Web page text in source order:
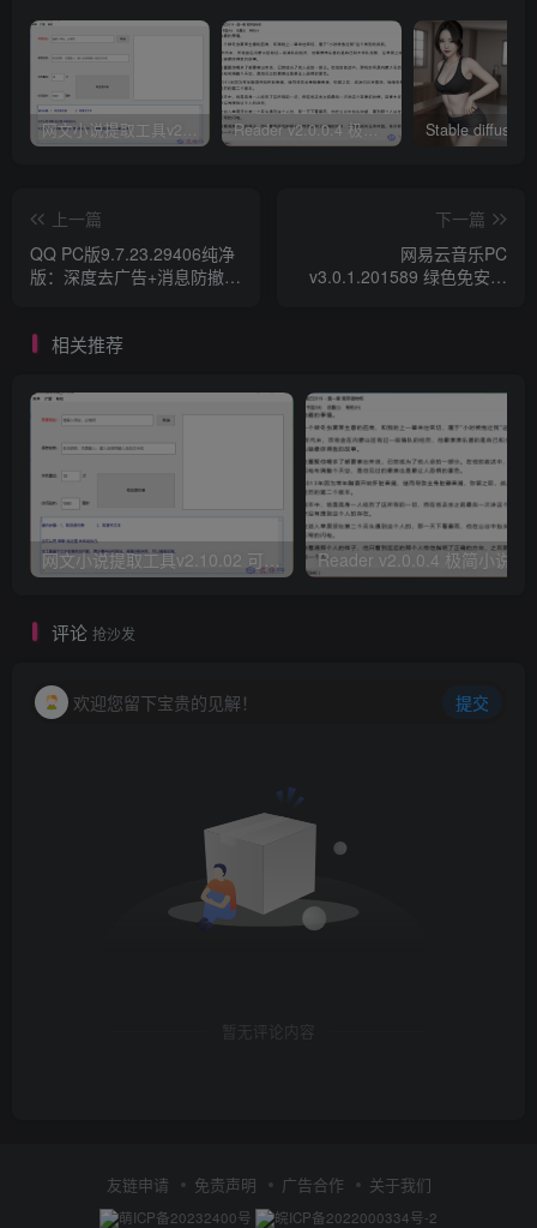
Reader v2.0.0.4 极简小说阅读器支持导入在线及离线书源
上一篇
QQ PC版9.7.23.29406纯净
版：深度去广告+消息防撤
下一篇
网易云音乐PC
v3.0.1.201589 绿色免安装
相关推荐
评论 抢沙发
欢迎您留下宝贵的见解！ 提交
暂无评论内容
友链申请 免责声明 广告合作 关于我们
萌ICP备20232400号 皖ICP备2022000334号-2